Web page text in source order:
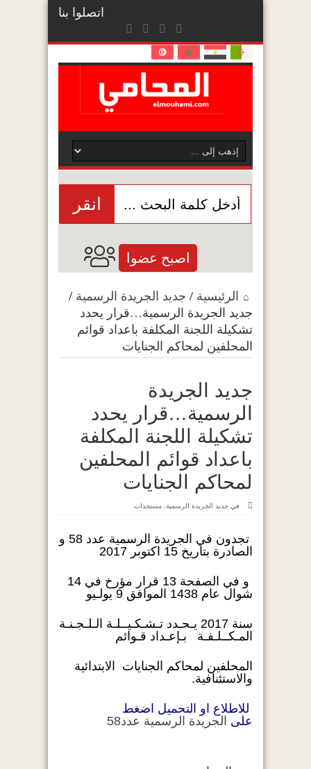
اتصلوا بنا
انقر
اصبح عضوا
الرئيسية / جديد الجريدة الرسمية /
جديد الجريدة الرسمية…قرار يحدد
تشكيلة اللجنة المكلفة باعداد قوائم
المحلفين لمحاكم الجنايات
جديد الجريدة
الرسمية…قرار يحدد
تشكيلة اللجنة المكلفة
باعداد قوائم المحلفين
لمحاكم الجنايات
في جديد الجريدة الرسمية, مستجدات
تجدون في الجريدة الرسمية عدد 58 و
الصادرة بتاريخ 15 اكتوبر 2017
و في الصفحة 13 قرار مؤرخ في 14
شوال عام 1438 الموافق 9 يولـيو
سنة 2017 يـحـدد تـشـكـيــلـة الـلـجـنـة
المـكــلـفـة بـإعـداد قـوائم
المحلفين لمحاكم الجنايات الابتدائية
والاستئنافية.
للاطلاع او التحميل اضغط
على الجريدة الرسمية عدد58